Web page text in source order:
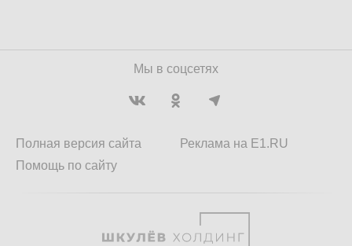
Мы в соцсетях
Полная версия сайта
Помощь по сайту
Реклама на E1.RU